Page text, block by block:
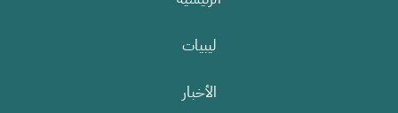
ليبيات
الأخبار